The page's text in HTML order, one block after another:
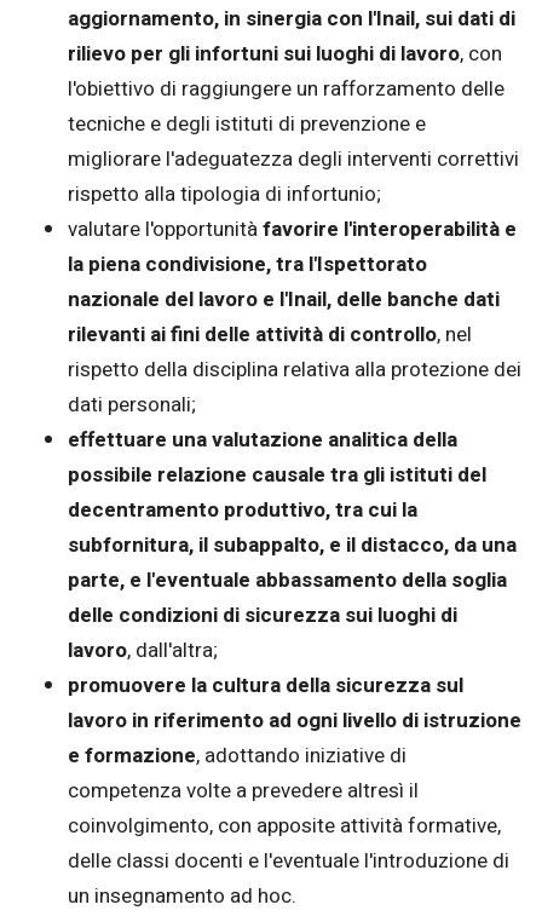
aggiornamento, in sinergia con l'Inail, sui dati di
rilievo per gli infortuni sui luoghi di lavoro, con
l'obiettivo di raggiungere un rafforzamento delle
tecniche e degli istituti di prevenzione e
migliorare l'adeguatezza degli interventi correttivi
rispetto alla tipologia di infortunio;
valutare l'opportunitàfavorire l'interoperabilità e
la piena condivisione, tra l'Ispettorato
nazionale del lavoro e l'Inail, delle banche dati
rilevanti ai fini delle attività di controllo, nel
rispetto della disciplina relativa alla protezione dei
dati personali;
effettuare una valutazione analitica della
possibile relazione causale tra gli istituti del
decentramento produttivo, tra cui la
subfornitura, il subappalto, e il distacco, da una
parte, e l'eventuale abbassamento della soglia
delle condizioni di sicurezza sui luoghi di
lavoro, dall'altra;
promuovere la cultura della sicurezza sul
lavoro in riferimento ad ogni livello di istruzione
e formazione, adottando iniziative di
competenza volte a prevedere altresì il
coinvolgimento, con apposite attività formative,
delle classi docenti e l'eventuale l'introduzione di
un insegnamento ad hoc.